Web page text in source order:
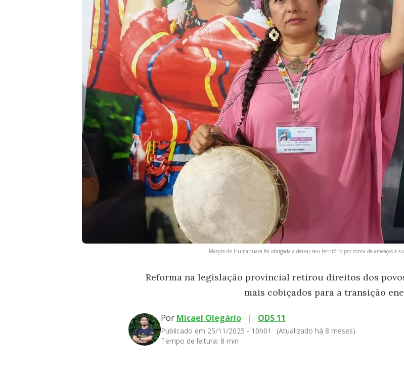
Maryta de Humahuaca foi obrigada a deixar seu território por conta de ameaças à
Reforma na legislação provincial retirou direitos dos
mais cobiçados para a transição
Por Micael Olegário | ODS 11
Publicado em 25/11/2025 - 10h01
(Atualizado há 8 meses)
Tempo de leitura: 8 min